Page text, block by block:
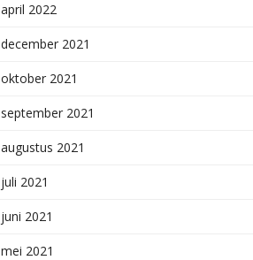
april 2022
december 2021
oktober 2021
september 2021
augustus 2021
juli 2021
juni 2021
mei 2021